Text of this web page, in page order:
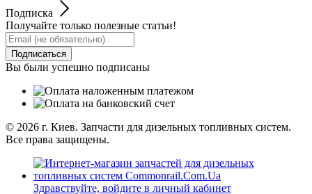
Подписка
Получайте только полезные статьи!
Подписаться
Вы были успешно подписаны
© 2026 г. Киев. Запчасти для дизельных топливных систем.
Все права защищены.
Здравствуйте, войдите в личный кабинет